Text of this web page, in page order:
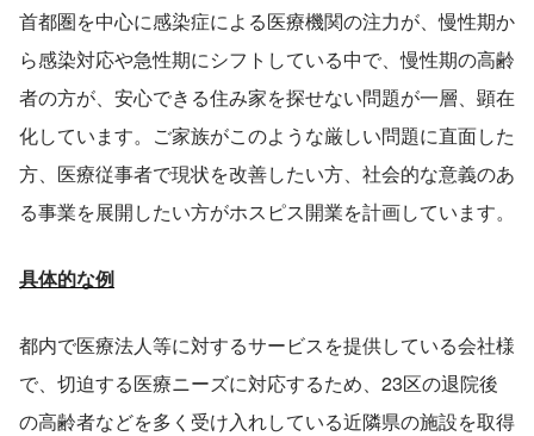
首都圏を中心に感染症による医療機関の注力が、慢性期か
ら感染対応や急性期にシフトしている中で、慢性期の高齢
者の方が、安心できる住み家を探せない問題が一層、顕在
化しています。ご家族がこのような厳しい問題に直面した
方、医療従事者で現状を改善したい方、社会的な意義のあ
る事業を展開したい方がホスピス開業を計画しています。
具体的な例
都内で医療法人等に対するサービスを提供している会社様
で、切迫する医療ニーズに対応するため、23区の退院後
の高齢者などを多く受け入れしている近隣県の施設を取得